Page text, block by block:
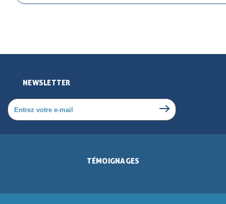
NEWSLETTER
TÉMOIGNAGES